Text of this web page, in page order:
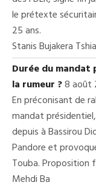
le prétexte
25 ans.
Stanis Bujakera
Durée du mandat
la rumeur ?8 août
En préconisant de
mandat
depuis à Bassirou
Pandore et
Touba. Proposition
Mehdi Ba